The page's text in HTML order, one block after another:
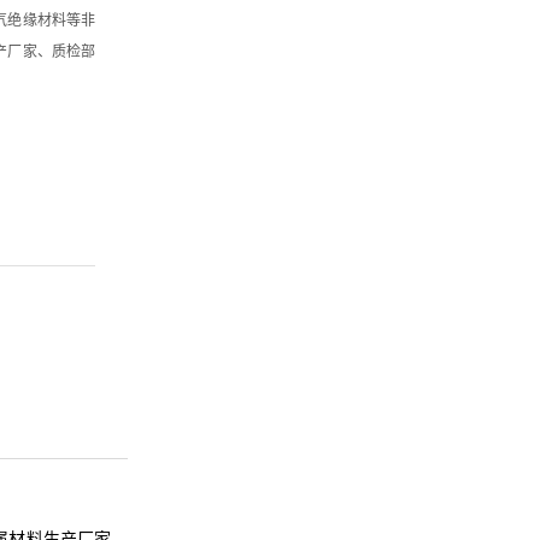
绝缘材料等非
厂家、质检部